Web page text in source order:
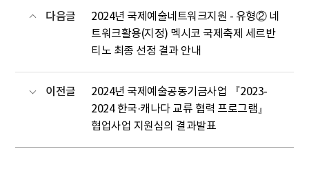
다음글
2024년 국제예술네트워크지원 - 유형② 네
트워크활용(지정) 멕시코 국제축제 세르반
티노 최종 선정 결과 안내
이전글
2024년 국제예술공동기금사업 『2023-
2024 한국·캐나다 교류 협력 프로그램』
협업사업 지원심의 결과발표